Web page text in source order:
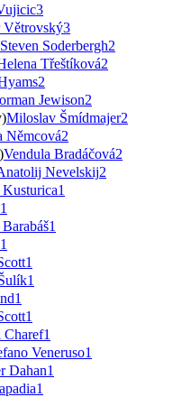
3
Větrovský3
Steven Soderbergh2
Třeštíková2
2
Jewison2
Miloslav Šmídmajer2
Němcová2
Vendula Bradáčová2
Nevelskij2
1
1
1
1
1
1
1
1
Charef1
Veneruso1
Dahan1
1